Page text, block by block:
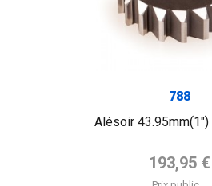
788
Alésoir 43.95mm(1")
Prix
193,95 €